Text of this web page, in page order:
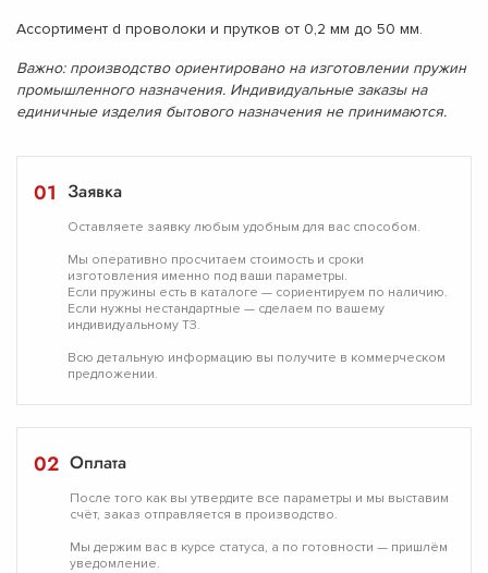
Ассортимент d проволоки и прутков от 0,2 мм до 50 мм.
Важно: производство ориентировано на изготовлении пружин
промышленного назначения. Индивидуальные заказы на
единичные изделия бытового назначения не принимаются.
01 Заявка
Оставляете заявку любым удобным для вас способом.
Мы оперативно просчитаем стоимость и сроки
изготовления именно под ваши параметры.
Если пружины есть в каталоге — сориентируем по наличию.
Если нужны нестандартные — сделаем по вашему
индивидуальному ТЗ.
Всю детальную информацию вы получите в коммерческом
предложении.
02 Оплата
После того как вы утвердите все параметры и мы выставим
счёт, заказ отправляется в производство.
Мы держим вас в курсе статуса, а по готовности — пришлём
уведомление.